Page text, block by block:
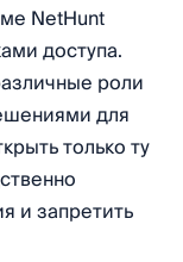
NetHunt
доступа.
роли
для
только ту
и запретить